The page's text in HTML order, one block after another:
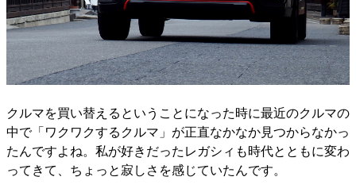
クルマを買い替えるということになった時に最近のクルマの
中で「ワクワクするクルマ」が正直なかなか見つからなかっ
たんですよね。私が好きだったレガシィも時代とともに変わ
ってきて、ちょっと寂しさを感じていたんです。